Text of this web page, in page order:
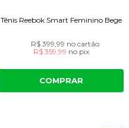
Tênis Reebok Smart Feminino Bege
R$ 399,99 no cartão
R$ 359,99 no pix
COMPRAR